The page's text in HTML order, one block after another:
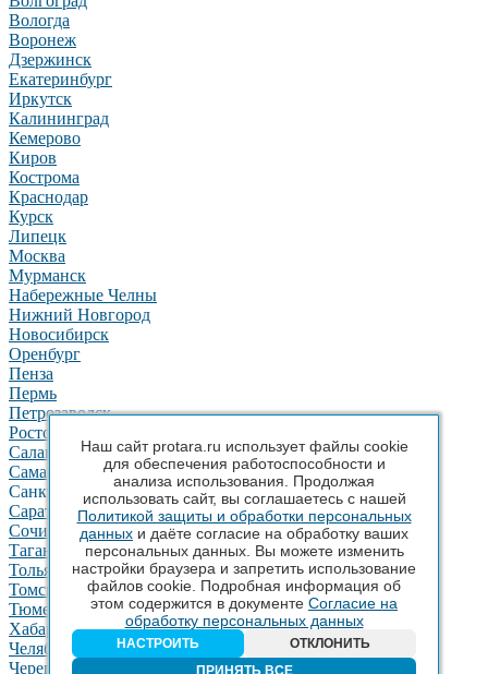
Наш сайт protara.ru использует файлы cookie
для обеспечения работоспособности и
анализа использования. Продолжая
использовать сайт, вы соглашаетесь с нашей
Политикой защиты и обработки персональных
данных и даёте согласие на обработку ваших
персональных данных. Вы можете изменить
настройки браузера и запретить использование
файлов cookie. Подробная информация об
этом содержится в документе Согласие на
обработку персональных данных
НАСТРОИТЬ
ОТКЛОНИТЬ
ПРИНЯТЬ ВСЕ
Вологда
Воронеж
Дзержинск
Екатеринбург
Иркутск
Калининград
Кемерово
Киров
Кострома
Краснодар
Курск
Липецк
Москва
Мурманск
Набережные Челны
Нижний Новгород
Новосибирск
Оренбург
Пенза
Пермь
Петрозаводск
Ростов-на-Дону
Салават
Самара
Санкт-Петербург
Саратов
Сочи
Таганрог
Тольятти
Томск
Тюмень
Хабаровск
Челябинск
Череповец